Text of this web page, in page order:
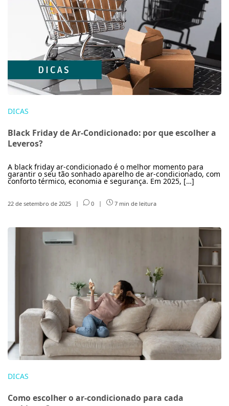
DICAS
Black Friday de Ar-Condicionado: por que escolher a
Leveros?
A black friday ar-condicionado é o melhor momento para
garantir o seu tão sonhado aparelho de ar-condicionado, com
conforto térmico, economia e segurança. Em 2025, […]
22 de setembro de 2025 | 0 | 7 min de leitura
DICAS
Como escolher o ar-condicionado para cada